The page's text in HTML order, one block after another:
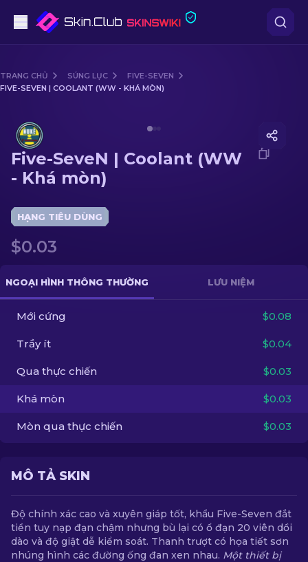
Tầm trung
Súng trường
Súng trường Bắn tỉa
Găng tay
Khác
VI
TRANG CHỦ SÚNG LỤC
FIVE-SEVEN
FIVE-SEVEN | COOLANT (WW - KHÁ MÒN)
Five-SeveN | Coolant (WW
- Khá mòn)
HẠNG TIÊU DÙNG
$0.03
NGOẠI HÌNH THÔNG THƯỜNG LƯU NIỆM
Mới cứng $0.08
Trầy ít $0.04
Qua thực chiến $0.03
Khá mòn $0.03
Mòn qua thực chiến $0.03
MÔ TẢ SKIN
Độ chính xác cao và xuyên giáp tốt, khẩu Five-Seven đắt
tiền tuy nạp đạn chậm nhưng bù lại có ổ đạn 20 viên dồi
dào và độ giật dễ kiểm soát. Thanh trượt có họa tiết sơn
nhúng hình các đường ống đan xen nhau. Một thiết bị